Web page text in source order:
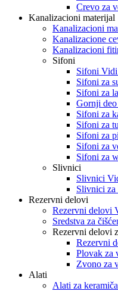
Crevo za
Kanalizacioni materijal
Kanalizacioni
Kanalizacione
Kanalizacioni
Sifoni
Sifoni Vidi
Sifoni za
Sifoni za
Gornji
Sifoni za
Sifoni za
Sifoni za
Sifoni za
Sifoni za
Slivnici
Slivnici
Slivnici
Rezervni delovi
Rezervni delovi
Sredstva za
Rezervni delovi
Rezervni
Plovak za
Zvono za
Alati
Alati za